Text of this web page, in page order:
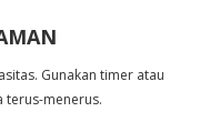
Gunakan timer atau
menerus.